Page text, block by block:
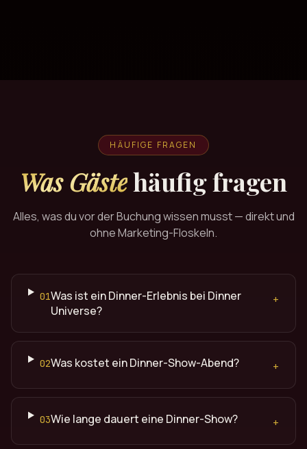
HÄUFIGE FRAGEN
Was Gästehäufig fragen
Alles, was du vor der Buchung wissen musst — direkt und
ohne Marketing-Floskeln.
01Was ist ein Dinner-Erlebnis bei Dinner
Universe?
+
02Was kostet ein Dinner-Show-Abend? +
03Wie lange dauert eine Dinner-Show? +